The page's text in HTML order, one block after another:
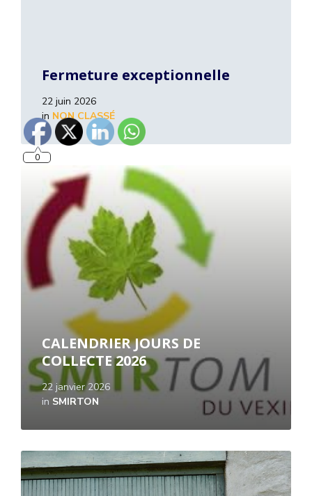
Fermeture exceptionnelle
22 juin 2026
in NON CLASSÉ
CALENDRIER JOURS DE
COLLECTE 2026
22 janvier 2026
in SMIRTON
Read
More